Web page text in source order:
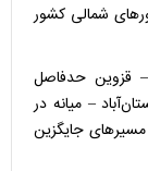
شمالی کشور
قزوین حدفاصل
– میانه در
جایگزین